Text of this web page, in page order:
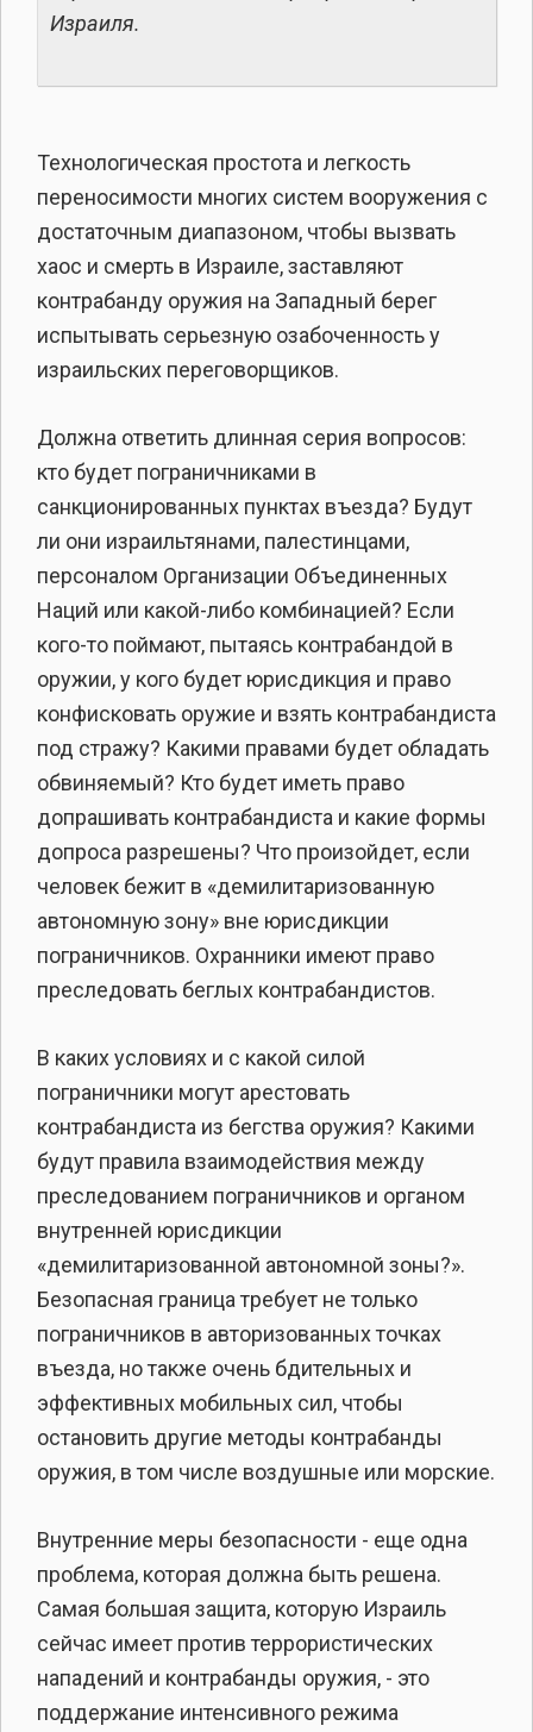
Израиля.
Технологическая простота и легкость
переносимости многих систем вооружения с
достаточным диапазоном, чтобы вызвать
хаос и смерть в Израиле, заставляют
контрабанду оружия на Западный берег
испытывать серьезную озабоченность у
израильских переговорщиков.
Должна ответить длинная серия вопросов:
кто будет пограничниками в
санкционированных пунктах въезда? Будут
ли они израильтянами, палестинцами,
персоналом Организации Объединенных
Наций или какой-либо комбинацией? Если
кого-то поймают, пытаясь контрабандой в
оружии, у кого будет юрисдикция и право
конфисковать оружие и взять контрабандиста
под стражу? Какими правами будет обладать
обвиняемый? Кто будет иметь право
допрашивать контрабандиста и какие формы
допроса разрешены? Что произойдет, если
человек бежит в «демилитаризованную
автономную зону» вне юрисдикции
пограничников. Охранники имеют право
преследовать беглых контрабандистов.
В каких условиях и с какой силой
пограничники могут арестовать
контрабандиста из бегства оружия? Какими
будут правила взаимодействия между
преследованием пограничников и органом
внутренней юрисдикции
«демилитаризованной автономной зоны?».
Безопасная граница требует не только
пограничников в авторизованных точках
въезда, но также очень бдительных и
эффективных мобильных сил, чтобы
остановить другие методы контрабанды
оружия, в том числе воздушные или морские.
Внутренние меры безопасности - еще одна
проблема, которая должна быть решена.
Самая большая защита, которую Израиль
сейчас имеет против террористических
нападений и контрабанды оружия, - это
поддержание интенсивного режима